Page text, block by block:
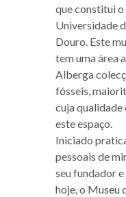
que constitui o
Universidade
Douro. Este
tem uma área
Alberga
fósseis,
cuja
este espaço.
Iniciado
pessoais de
seu fundador
hoje, o Museu